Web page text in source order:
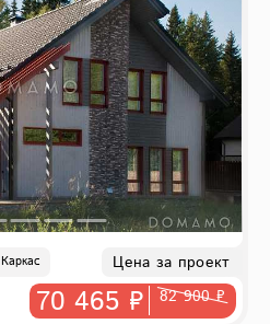
Каркас Цена за проект
70 465 ₽ 82 900 ₽